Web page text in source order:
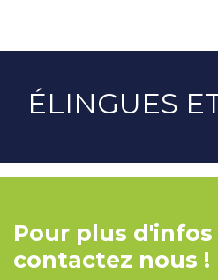
ÉLINGUES
Pour plus
contactez nous !